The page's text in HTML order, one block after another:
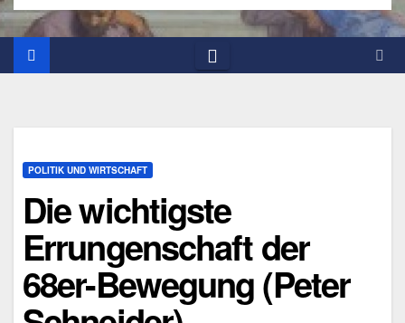
POLITIK UND WIRTSCHAFT
Die wichtigste
Errungenschaft der
68er-Bewegung (Peter